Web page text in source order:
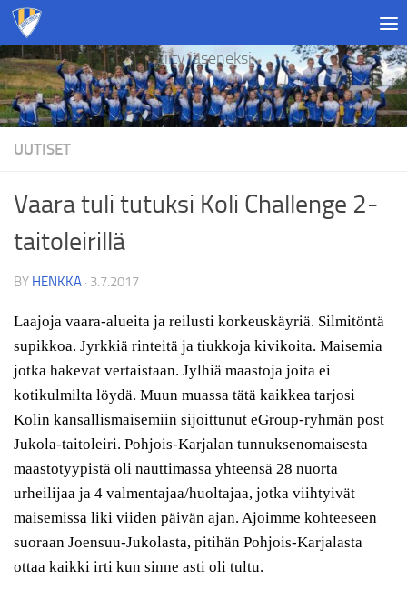
Skip to content
Liity jäseneksi
UUTISET
Vaara tuli tutuksi Koli Challenge 2-
taitoleirillä
BY HENKKA · 3.7.2017
Laajoja vaara-alueita ja reilusti korkeuskäyriä. Silmitöntä
supikkoa. Jyrkkiä rinteitä ja tiukkoja kivikoita. Maisemia
jotka hakevat vertaistaan. Jylhiä maastoja joita ei
kotikulmilta löydä. Muun muassa tätä kaikkea tarjosi
Kolin kansallismaisemiin sijoittunut eGroup-ryhmän post
Jukola-taitoleiri. Pohjois-Karjalan tunnuksenomaisesta
maastotyypistä oli nauttimassa yhteensä 28 nuorta
urheilijaa ja 4 valmentajaa/huoltajaa, jotka viihtyivät
maisemissa liki viiden päivän ajan. Ajoimme kohteeseen
suoraan Joensuu-Jukolasta, pitihän Pohjois-Karjalasta
ottaa kaikki irti kun sinne asti oli tultu.